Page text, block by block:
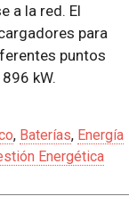
a la red. El
para
puntos
kW.
, Baterías, Energía
Energética